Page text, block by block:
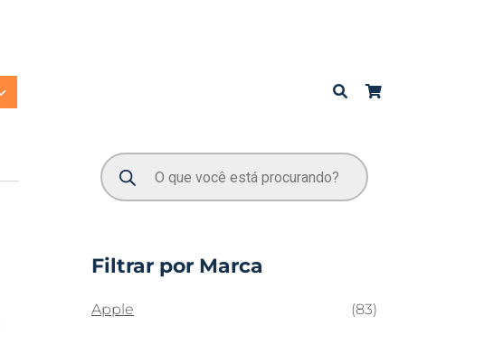
Filtrar por Marca
Apple (83)